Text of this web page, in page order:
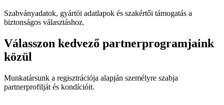
Szabványadatok, gyártói adatlapok és szakértői támogatás a
biztonságos választáshoz.
Válasszon kedvező partnerprogramjaink
közül
Munkatársunk a regisztrációja alapján személyre szabja
partnerprofilját és kondícióit.